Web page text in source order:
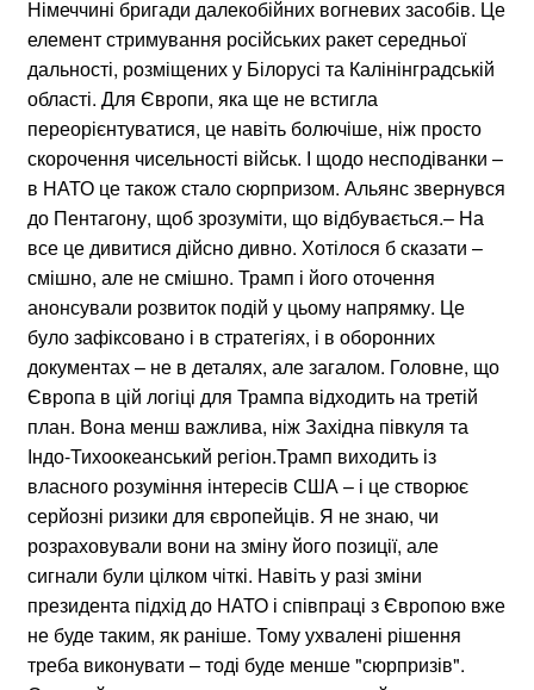
Німеччині бригади далекобійних вогневих засобів. Це
елемент стримування російських ракет середньої
дальності, розміщених у Білорусі та Калінінградській
області. Для Європи, яка ще не встигла
переорієнтуватися, це навіть болючіше, ніж просто
скорочення чисельності військ. І щодо несподіванки –
в НАТО це також стало сюрпризом. Альянс звернувся
до Пентагону, щоб зрозуміти, що відбувається.– На
все це дивитися дійсно дивно. Хотілося б сказати –
смішно, але не смішно. Трамп і його оточення
анонсували розвиток подій у цьому напрямку. Це
було зафіксовано і в стратегіях, і в оборонних
документах – не в деталях, але загалом. Головне, що
Європа в цій логіці для Трампа відходить на третій
план. Вона менш важлива, ніж Західна півкуля та
Індо-Тихоокеанський регіон.Трамп виходить із
власного розуміння інтересів США – і це створює
серйозні ризики для європейців. Я не знаю, чи
розраховували вони на зміну його позиції, але
сигнали були цілком чіткі. Навіть у разі зміни
президента підхід до НАТО і співпраці з Європою вже
не буде таким, як раніше. Тому ухвалені рішення
треба виконувати – тоді буде менше "сюрпризів".